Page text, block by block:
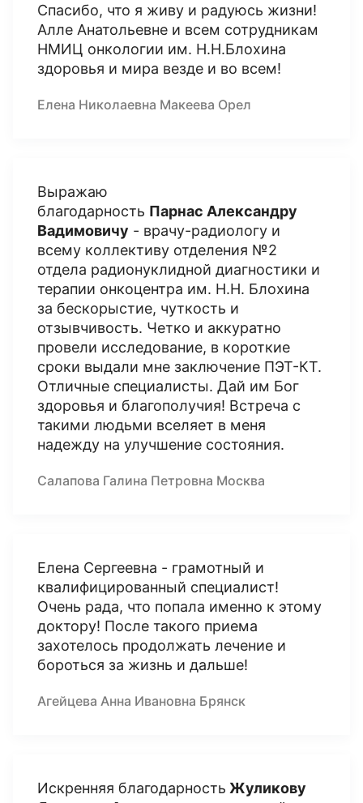
Спасибо, что я живу и радуюсь жизни!
Алле Анатольевне и всем сотрудникам
НМИЦ онкологии им. Н.Н.Блохина
здоровья и мира везде и во всем!
Елена Николаевна Макеева Орел
Выражаю
благодарность Парнас Александру
Вадимовичу - врачу-радиологу и
всему коллективу отделения №2
отдела радионуклидной диагностики и
терапии онкоцентра им. Н.Н. Блохина
за бескорыстие, чуткость и
отзывчивость. Четко и аккуратно
провели исследование, в короткие
сроки выдали мне заключение ПЭТ-КТ.
Отличные специалисты. Дай им Бог
здоровья и благополучия! Встреча с
такими людьми вселяет в меня
надежду на улучшение состояния.
Салапова Галина Петровна Москва
Елена Сергеевна - грамотный и
квалифицированный специалист!
Очень рада, что попала именно к этому
доктору! После такого приема
захотелось продолжать лечение и
бороться за жизнь и дальше!
Агейцева Анна Ивановна Брянск
Искренняя благодарность Жуликову